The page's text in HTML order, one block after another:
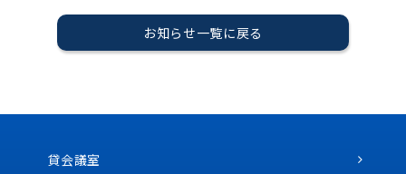
お知らせ一覧に戻る
貸会議室